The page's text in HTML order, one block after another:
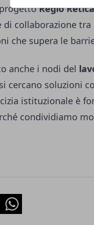
Regio Retica
collaborazione
che supera le
anche i nodi del
cercano soluzioni
istituzionale è
condividiamo
Whatsapp